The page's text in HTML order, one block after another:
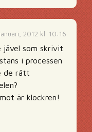
2012 kl. 10:16
jävel som skrivit
i processen
de rätt
är klockren!